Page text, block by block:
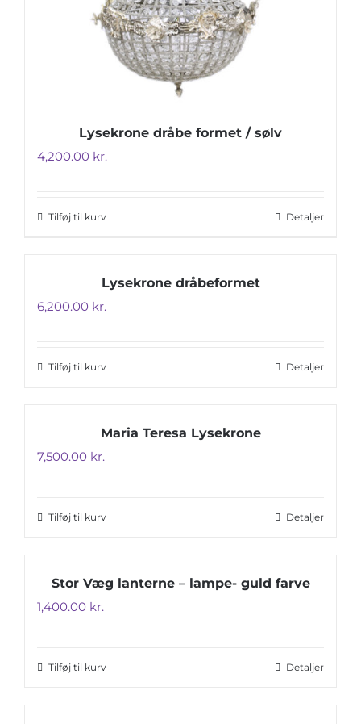
Lysekrone dråbe formet / sølv
4,200.00 kr.
Tilføj til kurv Detaljer
Lysekrone dråbeformet
6,200.00 kr.
Tilføj til kurv Detaljer
Maria Teresa Lysekrone
7,500.00 kr.
Tilføj til kurv Detaljer
Stor Væg lanterne – lampe- guld farve
1,400.00 kr.
Tilføj til kurv Detaljer